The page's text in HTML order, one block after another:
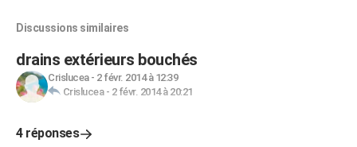
Discussions similaires
drains extérieurs bouchés
Crislucea- 2 févr. 2014 à 12:39
Crislucea- 2 févr. 2014 à 20:21
4 réponses